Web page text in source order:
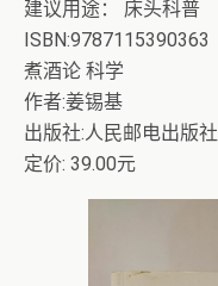
建议用途： 床头科普
ISBN:9787115390363
煮酒论 科学
作者:姜锡基
出版社:人民邮电出版社
定价: 39.00元